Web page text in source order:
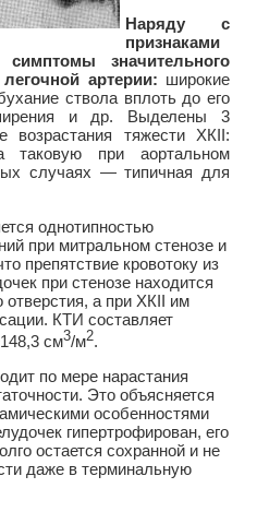
Наряду с
признаками
симптомы значительного
артерии: широкие
ствола вплоть до его
и др. Выделены 3
тяжести ХКII:
таковую при аортальном
случаях — типичная для
однотипностью
при митральном стенозе и
препятствие кровотоку из
при стенозе находится
отверстия, а при ХКII им
КТИ составляет
см3/м2.
по мере нарастания
Это объясняется
особенностями
гипертрофирован, его
остается сохранной и не
даже в терминальную